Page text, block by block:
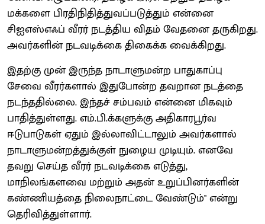
மக்களை பிரதிநிதித்துவப்படுத்தும் என்னை
சிஐஎஸ்எஃப் வீரர் நடத்திய விதம் வேதனை தருகிறது.
அவர்களின் நடவடிக்கை திகைக்க வைக்கிறது.
இதற்கு முன் இருந்த நாடாளுமன்ற பாதுகாப்பு
சேவை வீரர்களால் இதுபோன்ற தவறான நடத்தை
நடந்ததில்லை. இந்தச் சம்பவம் என்னை மிகவும்
பாதித்துள்ளது. எம்.பி.க்களுக்கு அதிகாரபூர்வ
ஈடுபாடுகள் ஏதும் இல்லாவிட்டாலும் அவர்களால்
நாடாளுமன்றத்துக்குள் நுழைய முடியும். எனவே
தவறு செய்த வீரர் நடவடிக்கை எடுத்து,
மாநிலங்களவை மற்றும் அதன் உறுப்பினர்களின்
கண்ணியத்தை நிலைநாட்டை வேண்டும்" என்று
தெரிவித்துள்ளார்.